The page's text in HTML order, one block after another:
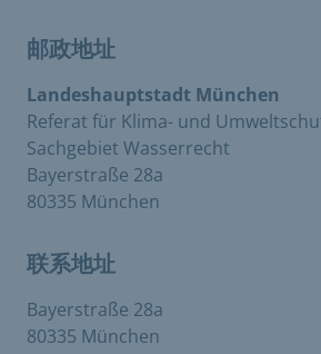
邮政地址
Landeshauptstadt München
Referat für Klima- und
Sachgebiet Wasserrecht
Bayerstraße 28a
80335 München
联系地址
Bayerstraße 28a
80335 München